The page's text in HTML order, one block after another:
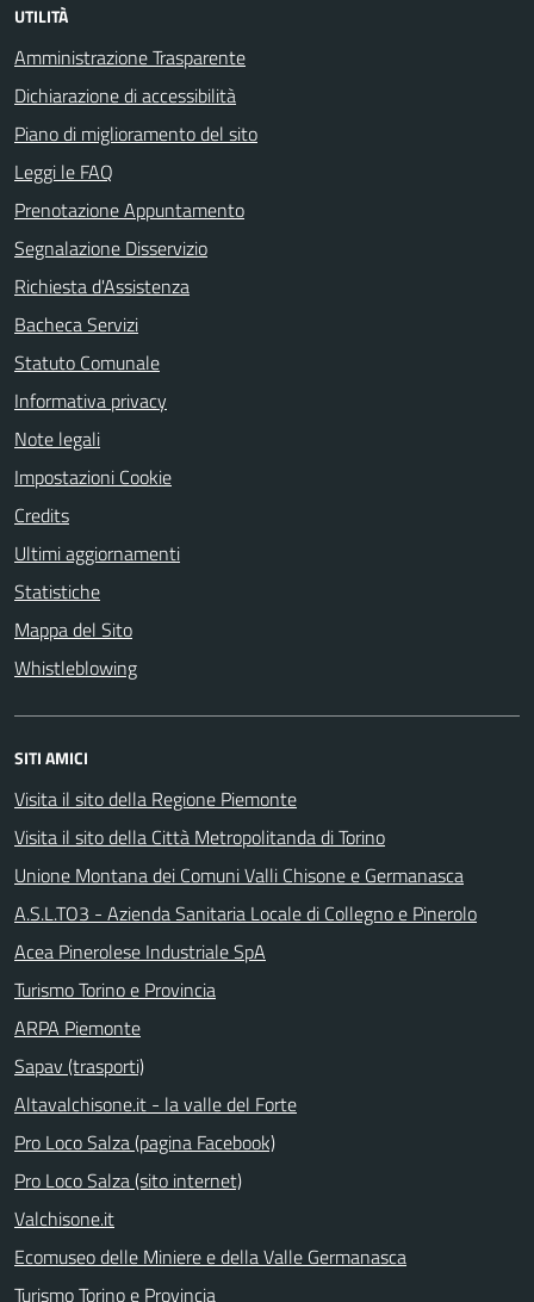
UTILITÀ
Amministrazione Trasparente
Dichiarazione di accessibilità
Piano di miglioramento del sito
Leggi le FAQ
Prenotazione Appuntamento
Segnalazione Disservizio
Richiesta d'Assistenza
Bacheca Servizi
Statuto Comunale
Informativa privacy
Note legali
Impostazioni Cookie
Credits
Ultimi aggiornamenti
Statistiche
Mappa del Sito
Whistleblowing
SITI AMICI
Visita il sito della Regione Piemonte
Visita il sito della Città Metropolitanda di Torino
Unione Montana dei Comuni Valli Chisone e Germanasca
A.S.L.TO3 - Azienda Sanitaria Locale di Collegno e Pinerolo
Acea Pinerolese Industriale SpA
Turismo Torino e Provincia
ARPA Piemonte
Sapav (trasporti)
Altavalchisone.it - la valle del Forte
Pro Loco Salza (pagina Facebook)
Pro Loco Salza (sito internet)
Valchisone.it
Ecomuseo delle Miniere e della Valle Germanasca
Turismo Torino e Provincia